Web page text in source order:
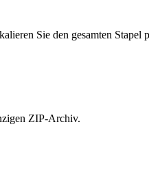
Sie den gesamten Stapel
ZIP-Archiv.